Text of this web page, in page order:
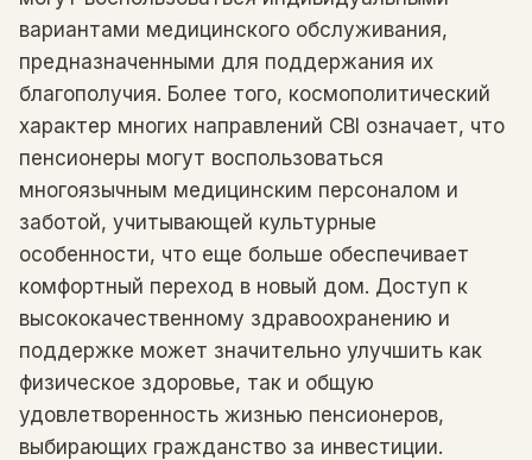
вариантами медицинского обслуживания,
предназначенными для поддержания их
благополучия. Более того, космополитический
характер многих направлений CBI означает, что
пенсионеры могут воспользоваться
многоязычным медицинским персоналом и
заботой, учитывающей культурные
особенности, что еще больше обеспечивает
комфортный переход в новый дом. Доступ к
высококачественному здравоохранению и
поддержке может значительно улучшить как
физическое здоровье, так и общую
удовлетворенность жизнью пенсионеров,
выбирающих гражданство за инвестиции.